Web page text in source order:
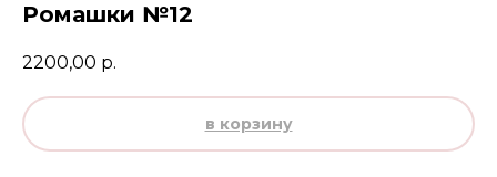
Ромашки №12
2200,00 р.
в корзину